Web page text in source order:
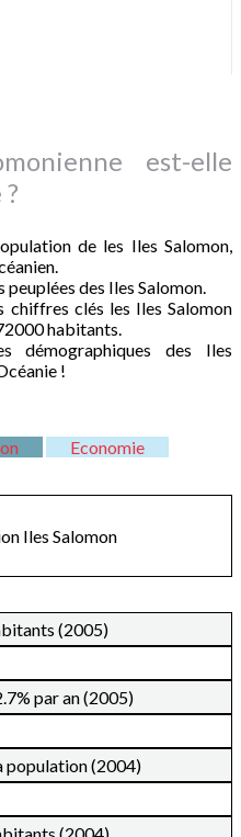
est-elle
de les Iles Salomon,
peuplées des Iles Salomon.
chiffres clés les Iles Salomon
habitants.
démographiques des Iles
!
Economie
Iles Salomon
(2005)
par an (2005)
population (2004)